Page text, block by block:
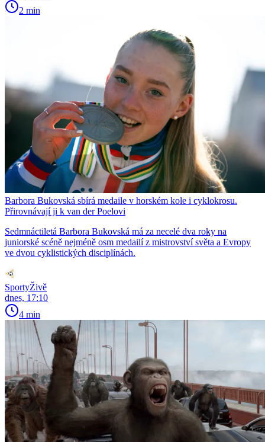
2 min
Barbora Bukovská sbírá medaile v horském kole i cyklokrosu.
Přirovnávají ji k van der Poelovi
Sedmnáctiletá Barbora Bukovská má za necelé dva roky na
juniorské scéně nejméně osm medailí z mistrovství světa a Evropy
ve dvou cyklistických disciplínách.
SportyŽivě
dnes, 17:10
4 min